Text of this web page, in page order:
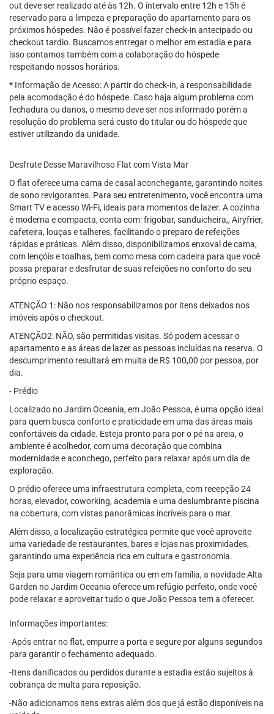
out deve ser realizado até às 12h. O intervalo entre 12h e 15h é
reservado para a limpeza e preparação do apartamento para os
próximos hóspedes. Não é possível fazer check-in antecipado ou
checkout tardio. Buscamos entregar o melhor em estadia e para
isso contamos também com a colaboração do hóspede
respeitando nossos horários.
* Informação de Acesso: A partir do check-in, a responsabilidade
pela acomodação é do hóspede. Caso haja algum problema com
fechadura ou danos, o mesmo deve ser nos informado porém a
resolução do problema será custo do titular ou do hóspede que
estiver utilizando da unidade.
Desfrute Desse Maravilhoso Flat com Vista Mar
O flat oferece uma cama de casal aconchegante, garantindo noites
de sono revigorantes. Para seu entretenimento, você encontra uma
Smart TV e acesso Wi-Fi, ideais para momentos de lazer. A cozinha
é moderna e compacta, conta com: frigobar, sanduicheira,, Airyfrier,
cafeteira, louças e talheres, facilitando o preparo de refeições
rápidas e práticas. Além disso, disponibilizamos enxoval de cama,
com lençóis e toalhas, bem como mesa com cadeira para que você
possa preparar e desfrutar de suas refeições no conforto do seu
próprio espaço.
ATENÇÃO 1: Não nos responsabilizamos por itens deixados nos
imóveis após o checkout.
ATENÇÃO2: NÃO, são permitidas visitas. Só podem acessar o
apartamento e as áreas de lazer as pessoas incluídas na reserva. O
descumprimento resultará em multa de R$ 100,00 por pessoa, por
dia.
- Prédio
Localizado no Jardim Oceania, em João Pessoa, é uma opção ideal
para quem busca conforto e praticidade em uma das áreas mais
confortáveis ​​da cidade. Esteja pronto para por o pé na areia, o
ambiente é acolhedor, com uma decoração que combina
modernidade e aconchego, perfeito para relaxar após um dia de
exploração.
O prédio oferece uma infraestrutura completa, com recepção 24
horas, elevador, coworking, academia e uma deslumbrante piscina
na cobertura, com vistas panorâmicas incríveis para o mar.
Além disso, a localização estratégica permite que você aproveite
uma variedade de restaurantes, bares e lojas nas proximidades,
garantindo uma experiência rica em cultura e gastronomia.
Seja para uma viagem romântica ou em em família, a novidade Alta
Garden no Jardim Oceania oferece um refúgio perfeito, onde você
pode relaxar e aproveitar tudo o que João Pessoa tem a oferecer.
Informações importantes:
-Após entrar no flat, empurre a porta e segure por alguns segundos
para garantir o fechamento adequado.
-Itens danificados ou perdidos durante a estadia estão sujeitos à
cobrança de multa para reposição.
-Não adicionamos itens extras além dos que já estão disponíveis na